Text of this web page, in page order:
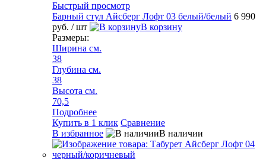
Быстрый просмотр
Барный стул Айсберг Лофт 03 белый/белый 6 990
руб. / шт
В корзину
Размеры:
Ширина см.
38
Глубина см.
38
Высота см.
70,5
Подробнее
Купить в 1 клик Сравнение
В избранное
В наличии